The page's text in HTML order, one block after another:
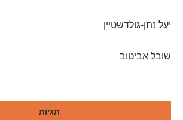
יעל נתן-גולדשטיין
שובל אביטוב
תגיות